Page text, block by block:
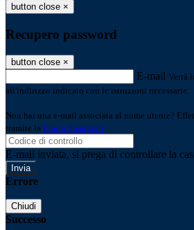
button close ×
Recupero password
button close ×
E-mail Verrà
all'indirizzo indicato con le istruzioni necessarie.
Non hai una e-mail associata al nome utente?
tramite la Login Spaggiari
E-mail inviata, si prega di controllare la
Errore
Chiudi
Successo